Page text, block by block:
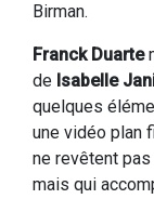
Birman.
Franck Duarte
de Isabelle
quelques
une vidéo plan
ne revêtent
mais qui